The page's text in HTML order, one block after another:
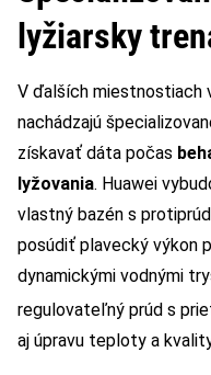
lyžiarsky
V ďalších miestnostiach
nachádzajú
získavať dáta počas
lyžovania. Huawei
vlastný bazén s
posúdiť plavecký výkon
dynamickými vodnými
regulovateľný prúd s
aj úpravu teploty a